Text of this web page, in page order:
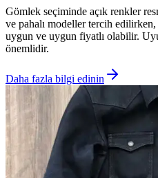
Gömlek seçiminde açık renkler
ve pahalı modeller tercih
uygun ve uygun fiyatlı olabilir.
önemlidir.
Daha fazla bilgi edinin